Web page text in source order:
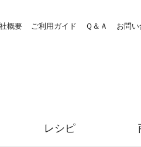
概要 ご利用ガイド Ｑ＆Ａ お問
レシピ